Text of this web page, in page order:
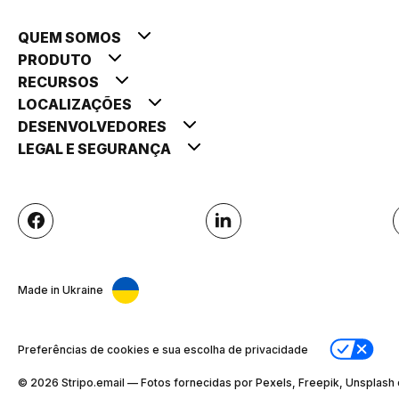
QUEM SOMOS
PRODUTO
RECURSOS
LOCALIZAÇÕES
DESENVOLVEDORES
LEGAL E SEGURANÇA
Made in Ukraine
Preferências de cookies e sua escolha de privacidade
© 2026 Stripо.email — Fotos fornecidas por Pexels, Freepik, Unsplash